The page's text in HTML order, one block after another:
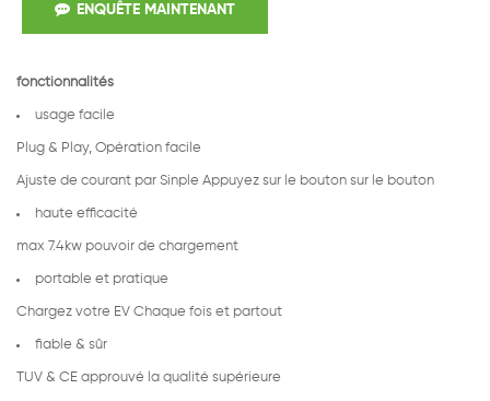
ENQUÊTE MAINTENANT
fonctionnalités
usage facile
Plug & Play, Opération facile
Ajuste de courant par Sinple Appuyez sur le bouton sur le bouton
haute efficacité
max 7.4kw pouvoir de chargement
portable et pratique
Chargez votre EV Chaque fois et partout
fiable & sûr
TUV & CE approuvé la qualité supérieure